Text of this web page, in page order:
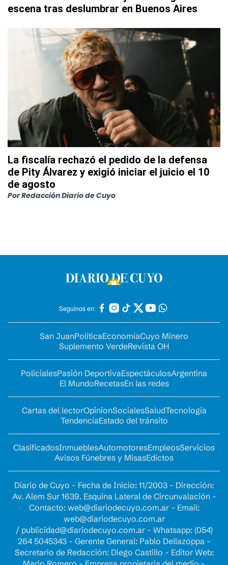
escena tras deslumbrar en Buenos Aires
La fiscalía rechazó el pedido de la defensa
de Pity Álvarez y exigió iniciar el juicio el 10
de agosto
PorRedacción Diario de Cuyo
Seguinos en:
San JuanPolíticaEconomíaCuyo Minero
Suplemento VerdeRevista OH
PolicialesPasión DeportivaEspectáculosArgentina
El MundoRecetasEn las redes
Cartas del lectorOpinionSocialesSaludTecnología
TendenciaEstado del tránsito
ClasificadosInmueblesAutomotoresEmpleosServicios
Avisos Fúnebres y MisasEdictos
Diario de Cuyo - Fecha de Inicio: 11/2003 - Dirección:
Av. Alem Sur 1639. Esquina Lateral de Circunvalación -
Contacto: web@diariodecuyo.com.ar- Email:
web@diariodecuyo.com.ar
/ publicidad@diariodecuyo.com.ar- Whatsapp: (054)
264 5045343 - Gerente General: Pablo Dellazoppa -
Secretario de Redacción: Diego Castillo - Editor Web: